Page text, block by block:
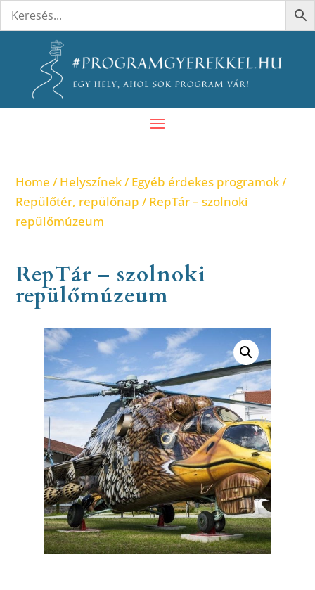
Home /Helyszínek/Egyéb érdekes programok/
Repülőtér, repülőnap / RepTár – szolnoki
repülőmúzeum
RepTár – szolnoki
repülőmúzeum